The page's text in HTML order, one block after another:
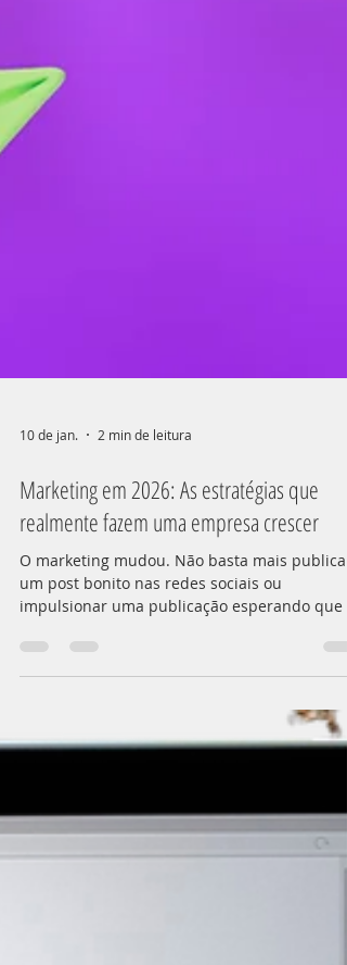
10 de jan. 2 min de leitura
Marketing em 2026: As estratégias que
realmente fazem uma empresa crescer
O marketing mudou. Não basta mais publicar
um post bonito nas redes sociais ou